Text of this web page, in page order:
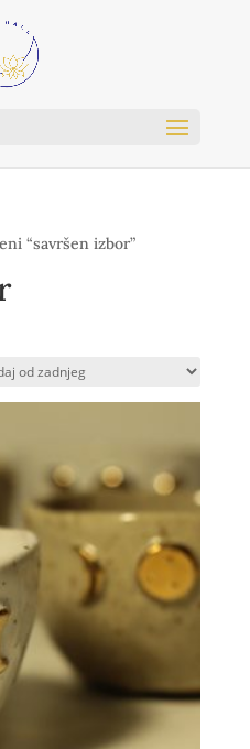
“savršen izbor”